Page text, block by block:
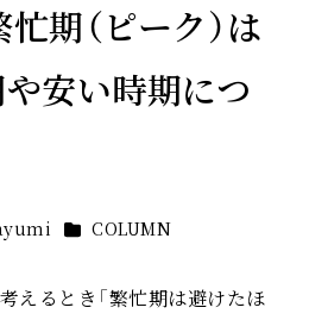
期（ピーク）は
安い時期につ
カテゴリー
COLUMN
えるとき「繁忙期は避けたほ